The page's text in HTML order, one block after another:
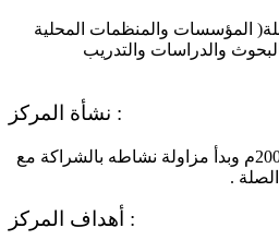
المؤسسات والمنظمات المحلية
والدراسات والتدريب
نشأة المركز :
أسس هذا المركز فى العام 2007م وبدأ مزاولة نشاطه بالشراكة مع
.
أهداف المركز :